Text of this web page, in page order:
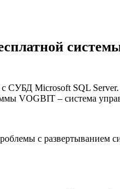
Microsoft SQL
VOGBIT – система
с развертыванием